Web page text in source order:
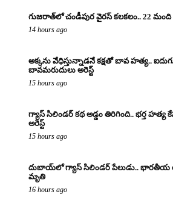
గుజరాత్‌లో చండీపుర వైరస్ కలకలం.. 22
14 hours ago
అక్కను వేధిస్తున్నాడనే కక్షతో బావ హత్య..
బావమరుదులు అరెస్ట్
15 hours ago
గ్యాస్ సిలిండర్ కథ అడ్డం తిరిగింది.. భర్త హత్య
అరెస్ట్
15 hours ago
దుబాయ్‌లో గ్యాస్ సిలిండర్ పేలుడు.. భారతీయ
మృతి
16 hours ago